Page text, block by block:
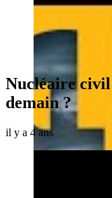
Nucléaire
demain ?
il y a 4 ans